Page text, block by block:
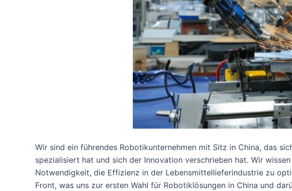
Wir sind ein führendes Robotikunternehmen mit Sitz in China, das
spezialisiert hat und sich der Innovation verschrieben hat. Wir
Notwendigkeit, die Effizienz in der Lebensmittellieferindustrie zu
Front, was uns zur ersten Wahl für Robotiklösungen in China und